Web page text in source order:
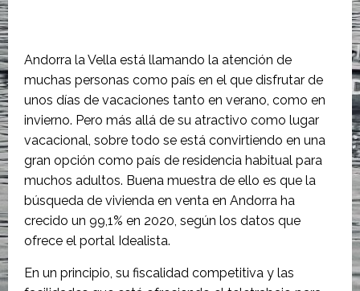
Andorra la Vella está llamando la atención de
muchas personas como país en el que disfrutar de
unos días de vacaciones tanto en verano, como en
invierno. Pero más allá de su atractivo como lugar
vacacional, sobre todo se está convirtiendo en una
gran opción como país de residencia habitual para
muchos adultos. Buena muestra de ello es que la
búsqueda de vivienda en venta en Andorra ha
crecido un 99,1% en 2020, según los datos que
ofrece el portal Idealista.
En un principio, su fiscalidad competitiva y las